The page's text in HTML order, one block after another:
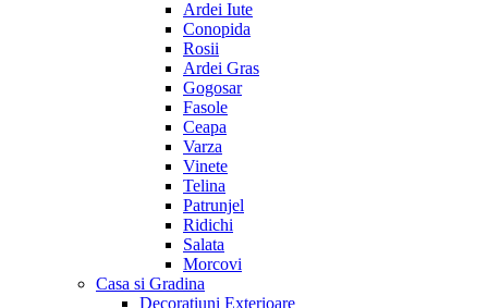
Ardei Iute
Conopida
Rosii
Ardei Gras
Gogosar
Fasole
Ceapa
Varza
Vinete
Telina
Patrunjel
Ridichi
Salata
Morcovi
Casa si Gradina
Decoratiuni Exterioare